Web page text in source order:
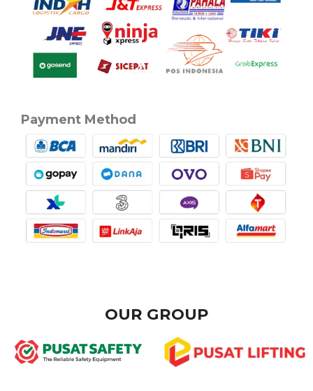
Payment Method
OUR GROUP